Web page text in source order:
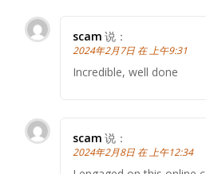
scam 说：
2024年2月7日 在 上午9:31
Incredible, well done
scam 说：
2024年2月8日 在 上午12:34